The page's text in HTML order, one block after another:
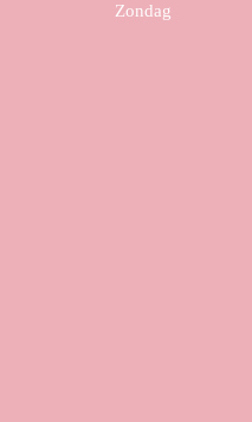
Zondag